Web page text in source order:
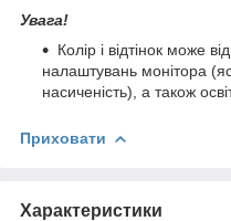
Увага!
Колір і відтінок може
налаштувань монітора
насиченість), а також
Приховати
Характеристики